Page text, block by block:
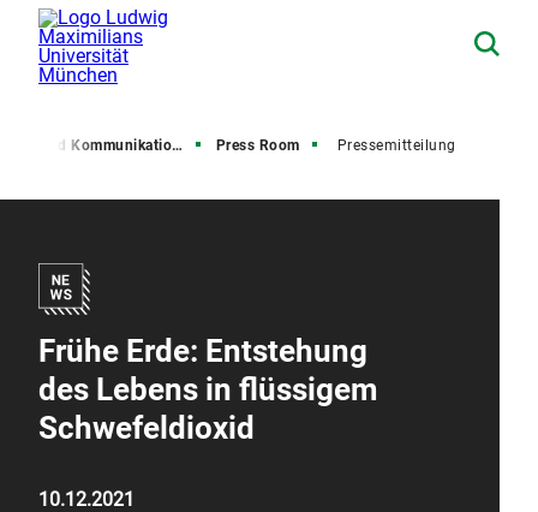
und Kommunikation (PuK) Press Room Pressemitteilung
Frühe Erde: Entstehung
des Lebens in flüssigem
Schwefeldioxid
10.12.2021